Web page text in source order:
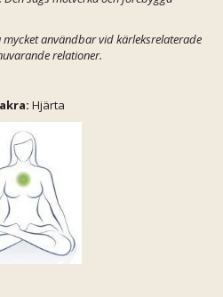
mycket användbar vid kärleksrelaterade
relationer.
Hjärta